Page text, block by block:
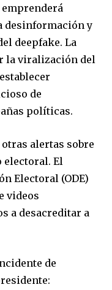
desinformación y
deepfake. La
la viralización del
de
políticas.
otras alertas sobre
El
Electoral (ODE)
videos
a desacreditar a
de